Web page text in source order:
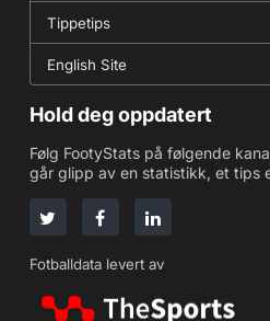
Tippetips
English Site
Hold deg oppdatert
Følg FootyStats på følgende
går glipp av en statistikk, et tips
Fotballdata levert av